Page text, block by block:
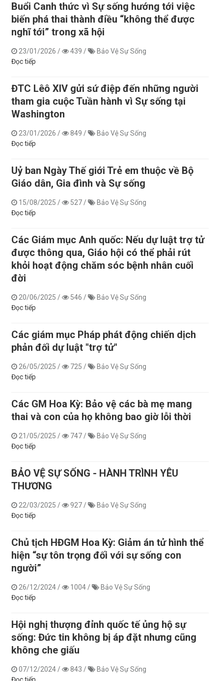
Buổi Canh thức vì Sự sống hướng tới việc
biến phá thai thành điều “không thể được
nghĩ tới” trong xã hội
23/01/2026 / 439 /
Bảo Vệ Sự Sống
Đọc tiếp
ĐTC Lêô XIV gửi sứ điệp đến những người
tham gia cuộc Tuần hành vì Sự sống tại
Washington
23/01/2026 / 849 /
Bảo Vệ Sự Sống
Đọc tiếp
Uỷ ban Ngày Thế giới Trẻ em thuộc về Bộ
Giáo dân, Gia đình và Sự sống
15/08/2025 / 527 /
Bảo Vệ Sự Sống
Đọc tiếp
​​​​​​​Các Giám mục Anh quốc: Nếu dự luật trợ tử
được thông qua, Giáo hội có thể phải rút
khỏi hoạt động chăm sóc bệnh nhân cuối
đời
20/06/2025 / 546 /
Bảo Vệ Sự Sống
Đọc tiếp
Các giám mục Pháp phát động chiến dịch
phản đối dự luật "trợ tử"
26/05/2025 / 725 /
Bảo Vệ Sự Sống
Đọc tiếp
Các GM Hoa Kỳ: Bảo vệ các bà mẹ mang
thai và con của họ không bao giờ lỗi thời
21/05/2025 / 747 /
Bảo Vệ Sự Sống
Đọc tiếp
BẢO VỆ SỰ SỐNG - HÀNH TRÌNH YÊU
THƯƠNG
22/03/2025 / 927 /
Bảo Vệ Sự Sống
Đọc tiếp
Chủ tịch HĐGM Hoa Kỳ: Giảm án tử hình thể
hiện “sự tôn trọng đối với sự sống con
người”
26/12/2024 / 1004 /
Bảo Vệ Sự Sống
Đọc tiếp
Hội nghị thượng đỉnh quốc tế ủng hộ sự
sống: Đức tin không bị áp đặt nhưng cũng
không che giấu
07/12/2024 / 843 /
Bảo Vệ Sự Sống